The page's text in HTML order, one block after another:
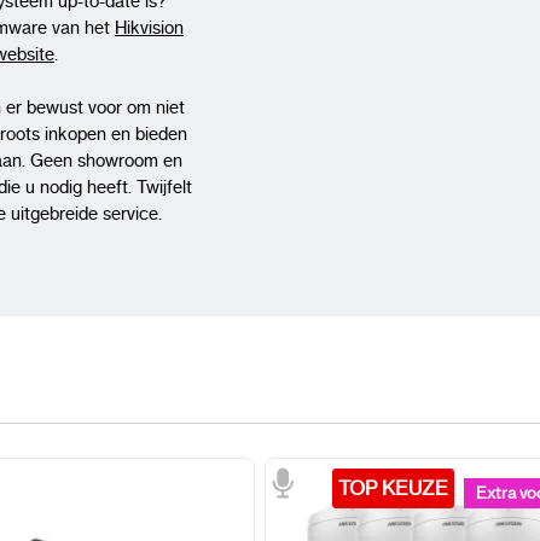
van het Hikvision
bewust voor om niet
inkopen en bieden
Geen showroom en
u nodig heeft. Twijfelt
uitgebreide service.
TOP KEUZE Extra
TOP KEUZE Extra